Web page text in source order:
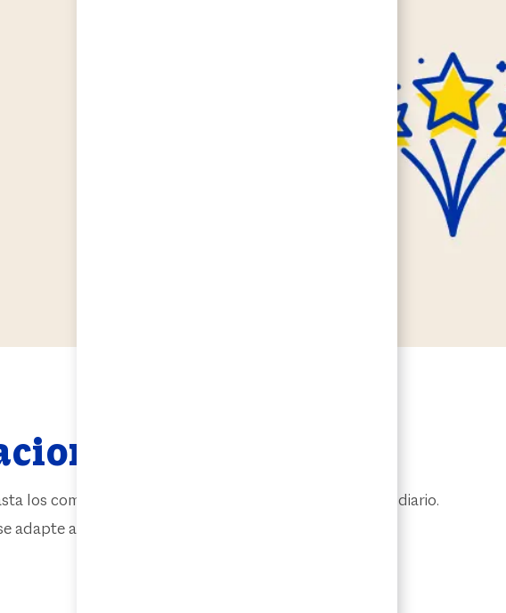
los compañeros de equipo con los que interactuará a diario.
adapte a su futuro personal y profesional.